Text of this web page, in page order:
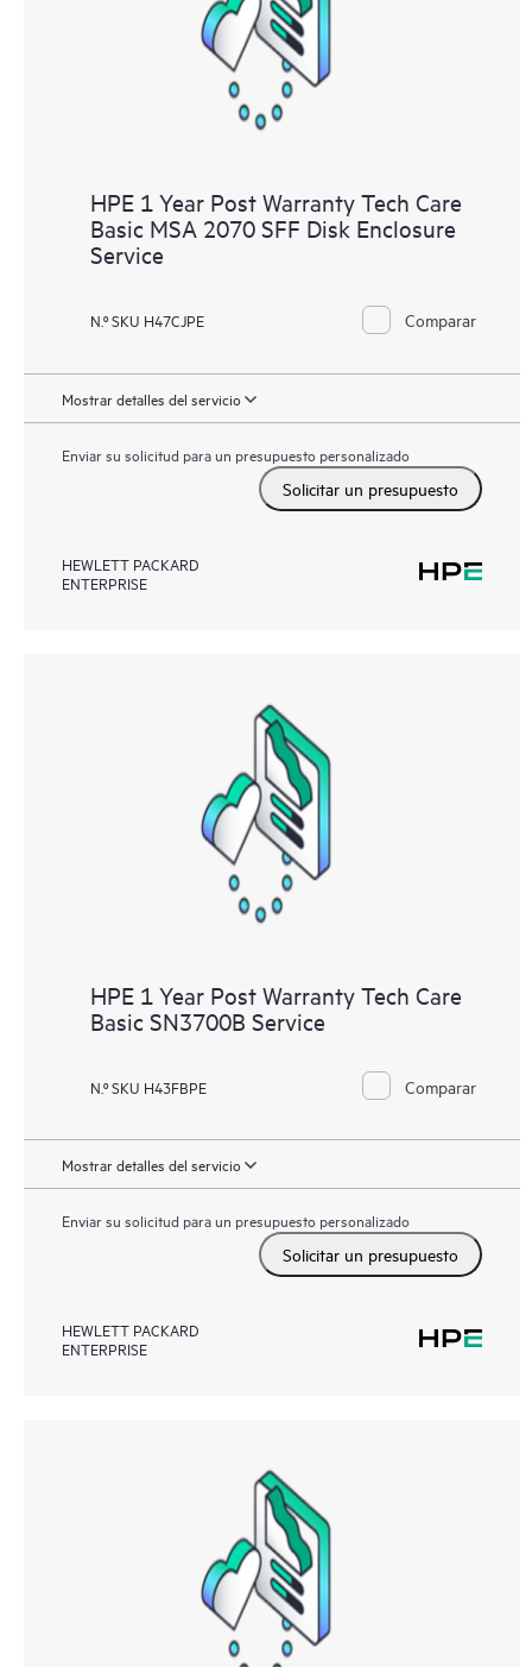
distintos productos instalados en sus entornos y cómo
interactúan entre sí. Las nuevas herramientas de autoservicio
permiten a los clientes realizar determinadas actividades sin
necesidad de abrir una incidencia de soporte, y les
proporcionan, además, un portal de recursos de conocimiento
los recursos de HPE, que impulsan la excelencia de las
operaciones y optimizan el rendimiento, del extremo a la nube.
HPE 1 Year Post Warranty Tech Care
Basic MSA 2070 SFF Disk Enclosure
Service
N.º SKU H47CJPE Comparar
Mostrar detalles del servicio
Enviar su solicitud para un presupuesto personalizado
Solicitar un presupuesto
HEWLETT PACKARD
ENTERPRISE
HPE 1 Year Post Warranty Tech Care
Basic SN3700B Service
N.º SKU H43FBPE Comparar
Mostrar detalles del servicio
Enviar su solicitud para un presupuesto personalizado
Solicitar un presupuesto
HEWLETT PACKARD
ENTERPRISE